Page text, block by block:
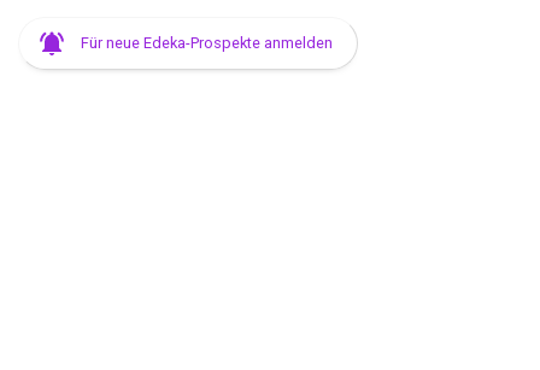
Für neue Edeka-Prospekte anmelden